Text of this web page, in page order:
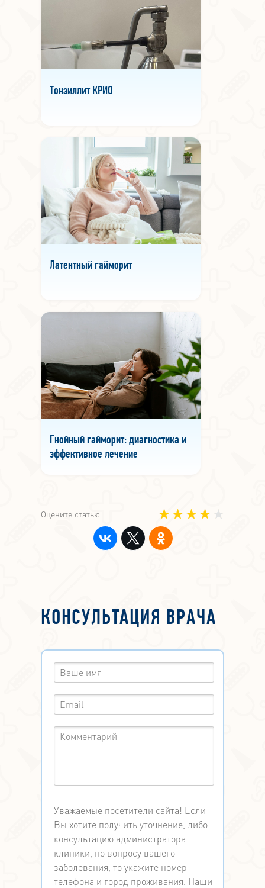
Тонзиллит КРИО
Латентный гайморит
Гнойный гайморит: диагностика и
эффективное лечение
Оцените статью
КОНСУЛЬТАЦИЯ ВРАЧА
Уважаемые посетители сайта! Если
Вы хотите получить уточнение, либо
консультацию администратора
клиники, по вопросу вашего
заболевания, то укажите номер
телефона и город проживания. Наши